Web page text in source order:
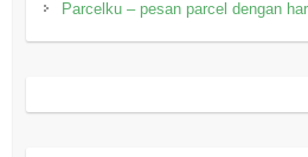
Parcelku – pesan parcel dengan